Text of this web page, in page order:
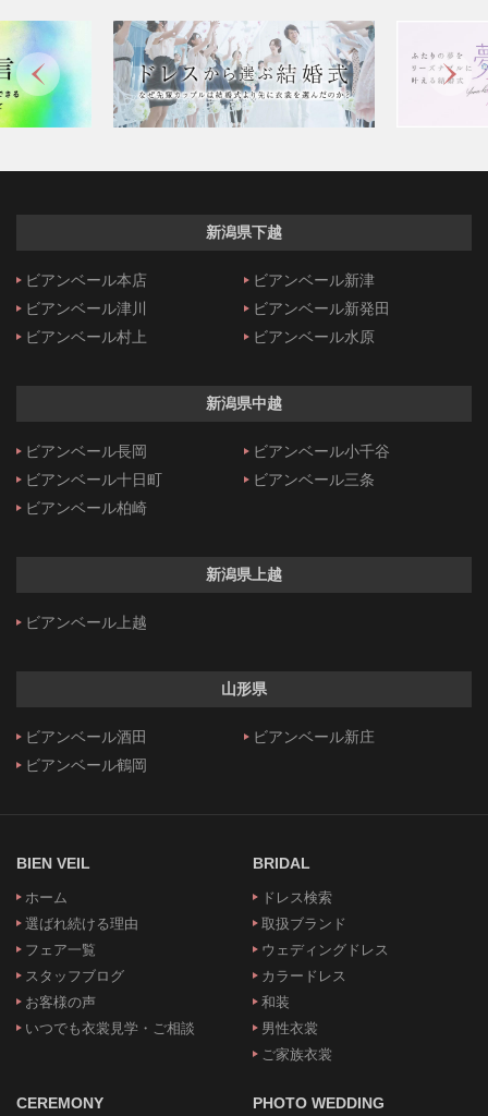
新潟県下越
ビアンベール本店
ビアンベール新津
ビアンベール津川
ビアンベール新発田
ビアンベール村上
ビアンベール水原
新潟県中越
ビアンベール長岡
ビアンベール小千谷
ビアンベール十日町
ビアンベール三条
ビアンベール柏崎
新潟県上越
ビアンベール上越
山形県
ビアンベール酒田
ビアンベール新庄
ビアンベール鶴岡
BIEN VEIL
ホーム
選ばれ続ける理由
フェア一覧
スタッフブログ
お客様の声
いつでも衣裳見学・ご相談
BRIDAL
ドレス検索
取扱ブランド
ウェディングドレス
カラードレス
和装
男性衣裳
ご家族衣裳
CEREMONY PHOTO WEDDING